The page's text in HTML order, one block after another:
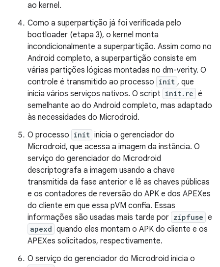
ao kernel.
Como a superpartição já foi verificada pelo
bootloader (etapa 3), o kernel monta
incondicionalmente a superpartição. Assim como no
Android completo, a superpartição consiste em
várias partições lógicas montadas no dm-verity. O
controle é transmitido ao processo init , que
inicia vários serviços nativos. O script init.rc é
semelhante ao do Android completo, mas adaptado
às necessidades do Microdroid.
O processo init inicia o gerenciador do
Microdroid, que acessa a imagem da instância. O
serviço do gerenciador do Microdroid
descriptografa a imagem usando a chave
transmitida da fase anterior e lê as chaves públicas
e os contadores de reversão do APK e dos APEXes
do cliente em que essa pVM confia. Essas
informações são usadas mais tarde por zipfuse e
apexd quando eles montam o APK do cliente e os
APEXes solicitados, respectivamente.
O serviço do gerenciador do Microdroid inicia o